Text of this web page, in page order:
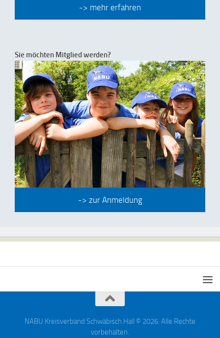
-> mehr erfahren
Sie möchten Mitglied werden?
-> zur Anmeldung
NABU Kreisverband Schwäbisch Hall © 2026. Alle Rechte
vorbehalten.